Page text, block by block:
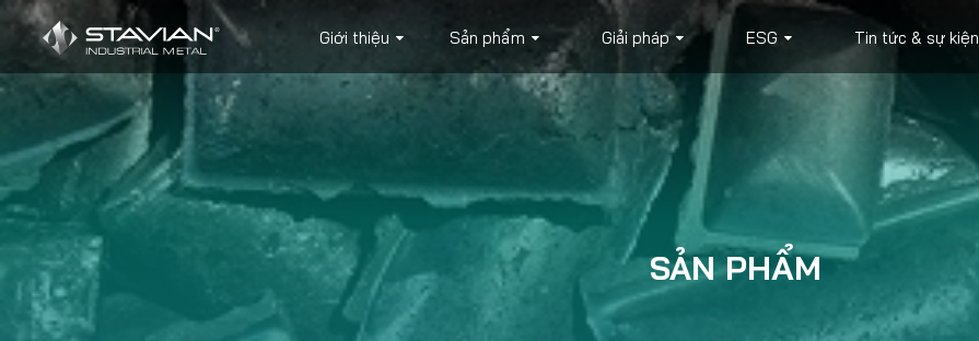
Giới thiệu Sản phẩm Giải pháp ESG Tin tức & sự kiện
SẢN PHẨM